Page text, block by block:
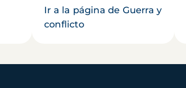
Ir a la página de Guerra y
conflicto